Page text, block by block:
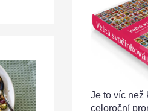
Je to víc než
celoroční